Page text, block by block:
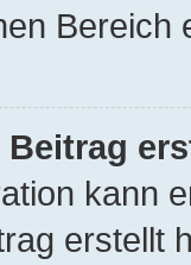
Bereich
kann
erstellt